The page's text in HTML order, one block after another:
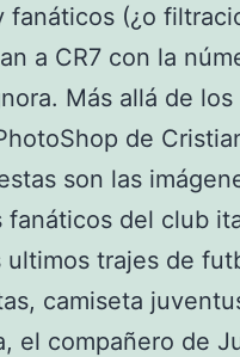
fanáticos (¿o
a CR7 con la
Más allá de los
de
son las
fanáticos del club
ultimos trajes de
camiseta
el compañero de